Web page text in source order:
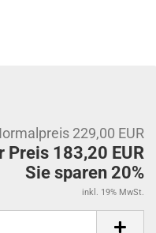
229,00 EUR
Preis 183,20 EUR
Sie sparen 20%
inkl. 19% MwSt.